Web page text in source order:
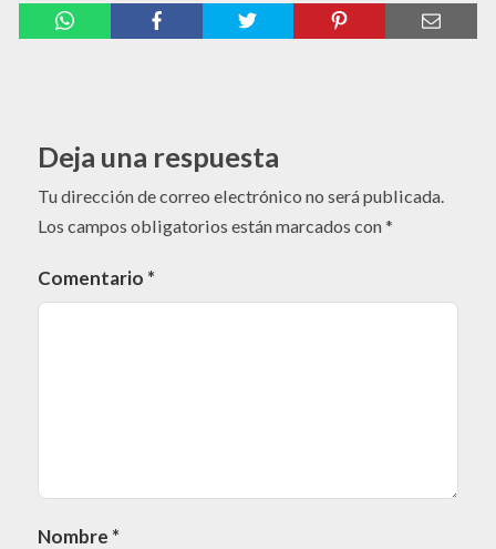
Deja una respuesta
Tu dirección de correo electrónico no será publicada.
Los campos obligatorios están marcados con*
Comentario *
Nombre *